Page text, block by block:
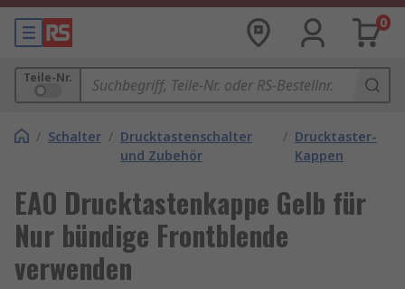
0
Teile-Nr.
/ Schalter / Drucktastenschalter
und Zubehör
/ Drucktaster-
Kappen
EAO Drucktastenkappe Gelb für
Nur bündige Frontblende
verwenden